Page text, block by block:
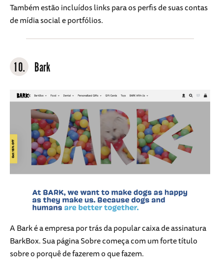
Também estão incluídos links para os perfis de suas contas
de mídia social e portfólios.
10. Bark
A Bark é a empresa por trás da popular caixa de assinatura
BarkBox. Sua página Sobre começa com um forte título
sobre o porquê de fazerem o que fazem.